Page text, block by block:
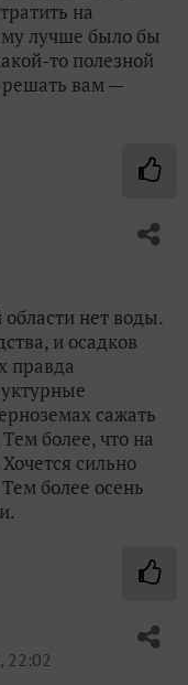
на
лучше было бы
то полезной
решать вам —
нет воды.
и осадков
правда
сажать
более, что на
сильно
более осень
22:02